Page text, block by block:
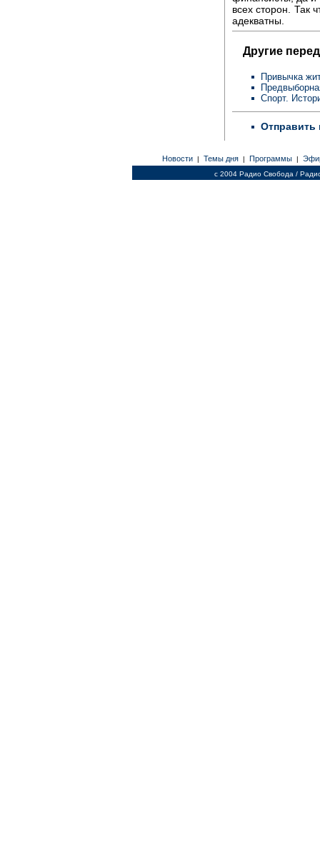
всех сторон. Так
адекватны.
Другие
Привычка
Спорт.
Отправить
Новости | Темы дня | Программы |
c 2004 Радио Свобода /